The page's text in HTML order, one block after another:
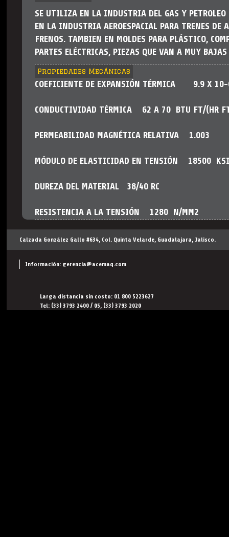
SE UTILIZA EN LA INDUSTRIA DEL GAS Y PETROLEO
EN LA INDUSTRIA AEROESPACIAL PARA TRENES DE
FRENOS. TAMBIEN EN MOLDES PARA PLÁSTICO,
PARTES ELÉCTRICAS, PIEZAS QUE VAN A MUY BAJAS
Propiedades Mecánicas
COEFICIENTE DE EXPANSIÓN TÉRMICA 9.9 X
CONDUCTIVIDAD TÉRMICA 62 A 70 BTU FT/(HR
PERMEABILIDAD MAGNÉTICA RELATIVA 1.003
MÓDULO DE ELASTICIDAD EN TENSIÓN 18500 KSI
DUREZA DEL MATERIAL 38/40 RC
RESISTENCIA A LA TENSIÓN 1280 N/MM2
Calzada González Gallo #634, Col. Quinta Velarde, Guadalajara, Jalisco.
Información: gerencia@acemaq.com
Larga distancia sin costo: 01 800 5223627
Tel: (33) 3793 2400 / 05, (33) 3793 2020